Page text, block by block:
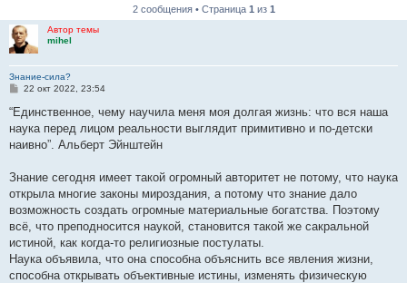
2 сообщения • Страница 1 из 1
Автор темы
mihel
Знание-сила?
С
о
б
щ
е
е
22 окт 2022, 23:54
“Единственное, чему научила меня моя долгая жизнь: что вся наша
наука перед лицом реальности выглядит примитивно и по-детски
наивно”. Альберт Эйнштейн
Знание сегодня имеет такой огромный авторитет не потому, что наука
открыла многие законы мироздания, а потому что знание дало
возможность создать огромные материальные богатства. Поэтому
всё, что преподносится наукой, становится такой же сакральной
истиной, как когда-то религиозные постулаты.
Наука объявила, что она способна объяснить все явления жизни,
способна открывать объективные истины, изменять физическую